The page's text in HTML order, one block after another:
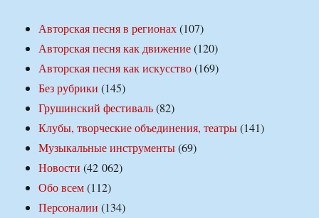
Авторская песня в регионах(107)
Авторская песня как движение(120)
Авторская песня как искусство(169)
Без рубрики (145)
Грушинский фестиваль(82)
Клубы, творческие объединения, театры(141)
Музыкальные инструменты(69)
Новости (42 062)
Обо всем(112)
Персоналии (134)